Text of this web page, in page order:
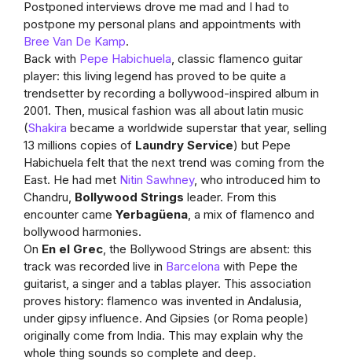
Postponed interviews drove me mad and I had to
postpone my personal plans and appointments with
Bree Van De Kamp.
Back with Pepe Habichuela , classic flamenco guitar
player: this living legend has proved to be quite a
trendsetter by recording a bollywood-inspired album in
2001. Then, musical fashion was all about latin music
(Shakira became a worldwide superstar that year, selling
13 millions copies of Laundry Service) but Pepe
Habichuela felt that the next trend was coming from the
East. He had met Nitin Sawhney, who introduced him to
Chandru, Bollywood Strings leader. From this
encounter came Yerbagüena , a mix of flamenco and
bollywood harmonies.
On En el Grec , the Bollywood Strings are absent: this
track was recorded live in Barcelona with Pepe the
guitarist, a singer and a tablas player. This association
proves history: flamenco was invented in Andalusia,
under gipsy influence. And Gipsies (or Roma people)
originally come from India. This may explain why the
whole thing sounds so complete and deep.